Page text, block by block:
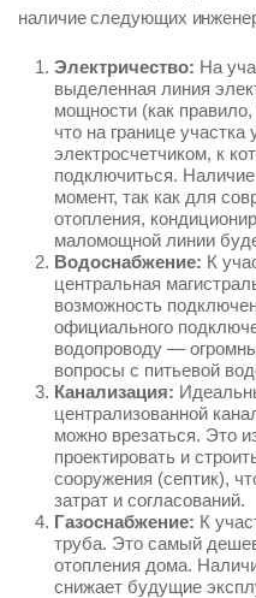
наличие следующих
Электричество: На
выделенная линия
мощности (как правило,
что на границе участка
электросчетчиком, к
подключиться.
момент, так как для
отопления,
маломощной линии
Водоснабжение: К
центральная
возможность
официального
водопроводу —
вопросы с питьевой
Канализация:
централизованной
можно врезаться. Это
проектировать и
сооружения (септик),
затрат и согласований.
Газоснабжение: К
труба. Это самый
отопления дома.
снижает будущие